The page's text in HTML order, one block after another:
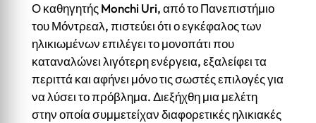
Ο καθηγητής Monchi Uri, από το Πανεπιστήμιο
του Μόντρεαλ, πιστεύει ότι ο εγκέφαλος των
ηλικιωμένων επιλέγει το μονοπάτι που
καταναλώνει λιγότερη ενέργεια, εξαλείφει τα
περιττά και αφήνει μόνο τις σωστές επιλογές για
να λύσει το πρόβλημα. Διεξήχθη μια μελέτη
στην οποία συμμετείχαν διαφορετικές ηλικιακές